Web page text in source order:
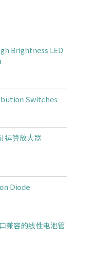
Brightness LED
Switches
运算放大器
Diode
兼容的线性电池管